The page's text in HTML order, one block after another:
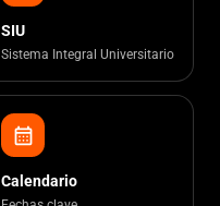
SIU
Sistema Integral Universitario
calendar_month
Calendario